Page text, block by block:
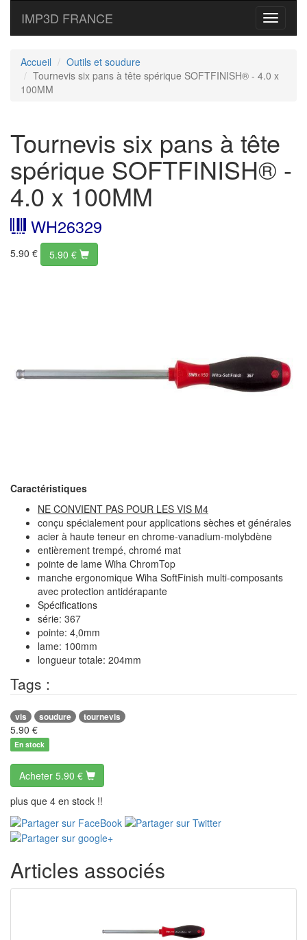
Toggle
IMP3D FRANCE
Accueil
Outils et soudure
Tournevis six pans à tête spérique SOFTFINISH® - 4.0 x
100MM
Tournevis six pans à tête
spérique SOFTFINISH® -
4.0 x 100MM
WH26329
5.90 € 5.90 €
Caractéristiques
NE CONVIENT PAS POUR LES VIS M4
conçu spécialement pour applications sèches et générales
acier à haute teneur en chrome-vanadium-molybdène
entièrement trempé, chromé mat
pointe de lame Wiha ChromTop
manche ergonomique Wiha SoftFinish multi-composants
avec protection antidérapante
Spécifications
série: 367
pointe: 4,0mm
lame: 100mm
longueur totale: 204mm
Tags :
vis soudure tournevis
5.90 €
En stock
Acheter 5.90 €
plus que 4 en stock !!
Articles associés